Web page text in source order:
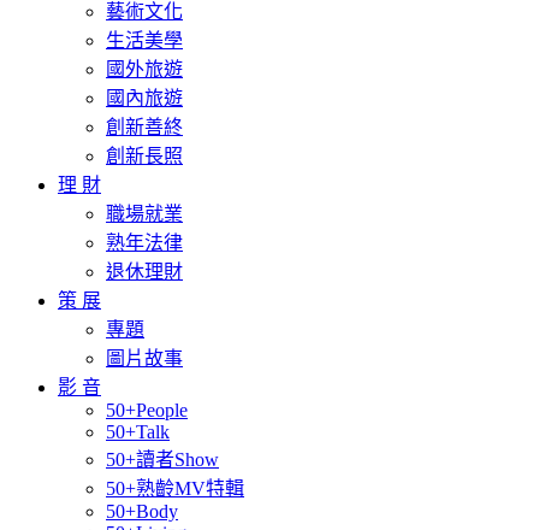
藝術文化
生活美學
國外旅遊
國內旅遊
創新善終
創新長照
理 財
職場就業
熟年法律
退休理財
策 展
專題
圖片故事
影 音
50+People
50+Talk
50+讀者Show
50+熟齡MV特輯
50+Body